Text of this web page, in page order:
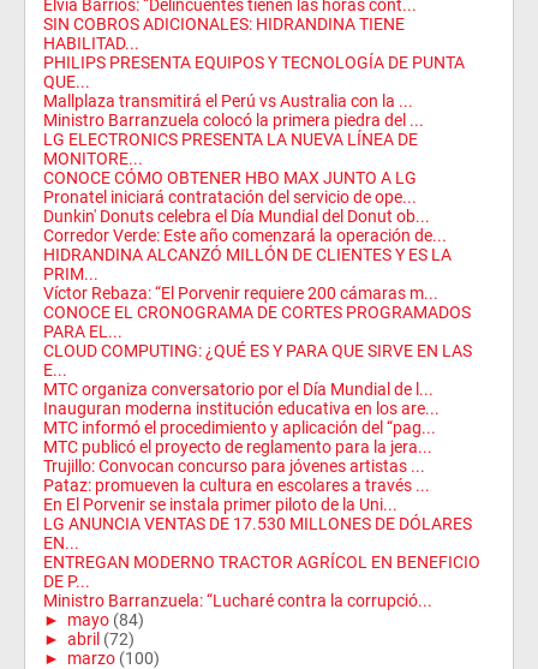
Elvia Barrios: “Delincuentes tienen las horas cont...
SIN COBROS ADICIONALES: HIDRANDINA TIENE
HABILITAD...
PHILIPS PRESENTA EQUIPOS Y TECNOLOGÍA DE PUNTA
QUE...
Mallplaza transmitirá el Perú vs Australia con la ...
Ministro Barranzuela colocó la primera piedra del ...
LG ELECTRONICS PRESENTA LA NUEVA LÍNEA DE
MONITORE...
CONOCE CÓMO OBTENER HBO MAX JUNTO A LG
Pronatel iniciará contratación del servicio de ope...
Dunkin' Donuts celebra el Día Mundial del Donut ob...
Corredor Verde: Este año comenzará la operación de...
HIDRANDINA ALCANZÓ MILLÓN DE CLIENTES Y ES LA
PRIM...
Víctor Rebaza: “El Porvenir requiere 200 cámaras m...
CONOCE EL CRONOGRAMA DE CORTES PROGRAMADOS
PARA EL...
CLOUD COMPUTING: ¿QUÉ ES Y PARA QUE SIRVE EN LAS
E...
MTC organiza conversatorio por el Día Mundial de l...
Inauguran moderna institución educativa en los are...
MTC informó el procedimiento y aplicación del “pag...
MTC publicó el proyecto de reglamento para la jera...
Trujillo: Convocan concurso para jóvenes artistas ...
Pataz: promueven la cultura en escolares a través ...
En El Porvenir se instala primer piloto de la Uni...
LG ANUNCIA VENTAS DE 17.530 MILLONES DE DÓLARES
EN...
ENTREGAN MODERNO TRACTOR AGRÍCOL EN BENEFICIO
DE P...
Ministro Barranzuela: “Lucharé contra la corrupció...
► mayo (84)
► abril (72)
► marzo (100)